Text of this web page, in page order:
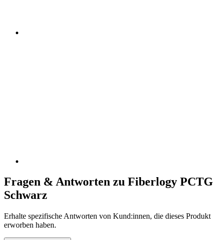
Fragen & Antworten zu Fiberlogy PCTG
Schwarz
Erhalte spezifische Antworten von Kund:innen, die dieses Produkt
erworben haben.